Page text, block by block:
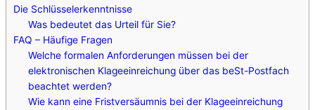
Die Schlüsselerkenntnisse
Was bedeutet das Urteil für Sie?
FAQ – Häufige Fragen
Welche formalen Anforderungen müssen bei der
elektronischen Klageeinreichung über das beSt-Postfach
beachtet werden?
Wie kann eine Fristversäumnis bei der Klageeinreichung